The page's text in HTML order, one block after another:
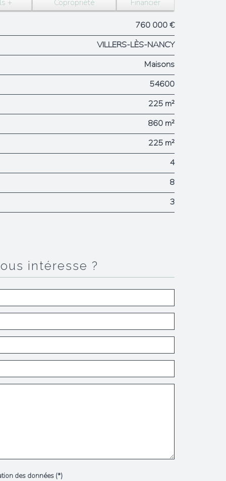
+ Copropriété Financier
760 000 €
VILLERS-LÈS-NANCY
Maisons
54600
225 m²
860 m²
225 m²
4
8
3
intéresse ?
des données (*)